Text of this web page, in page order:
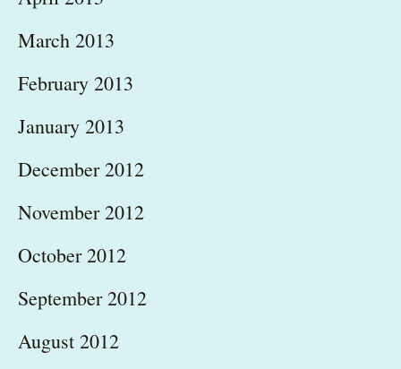
March 2013
February 2013
January 2013
December 2012
November 2012
October 2012
September 2012
August 2012